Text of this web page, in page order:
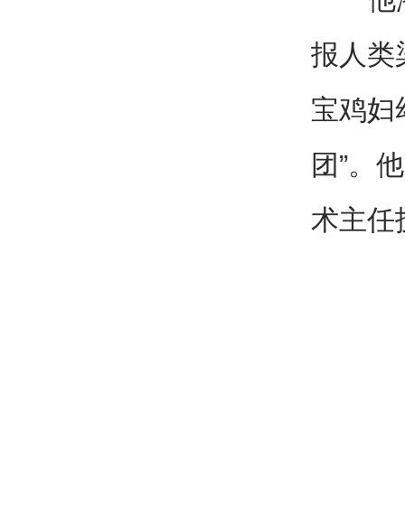
报人类
宝鸡妇
团”。
术主任